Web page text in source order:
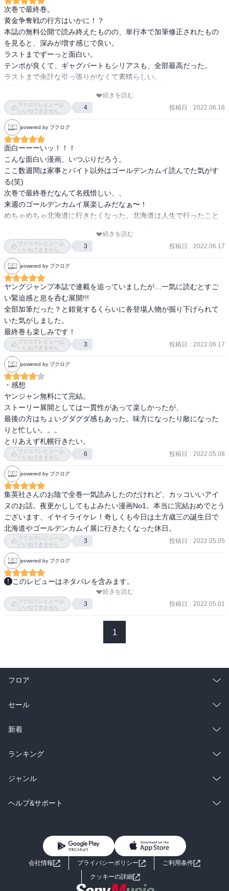
次巻で最終巻。
黄金争奪戦の行方はいかに！？
本誌の無料公開で読み終えたものの、単行本で加筆修正されたもの
を見ると、深みが増す感じで良い。
ラストまでずーっと面白い。
テンポが良くて、ギャグパートもシリアスも、全部最高だった。
ラストまで余計な引っ張りがなくて素晴らしい。
引っ張ってくれてもよかったのに！と要らぬ文句をつけたくなる。
もっともっと、ゴールデンカムイの世界を見続けたかった！
次の巻も待ち遠しい。
続きを読む
ブクログレビューは
いいねできません
4 投稿日 : 2022.06.18
powered by ブクログ
面白ーーーいッ！！！
こんな面白い漫画、いつぶりだろう。
ここ数週間は家事とバイト以外はゴールデンカムイ読んでた気がす
る(笑)
次巻で最終巻だなんて名残惜しい、、
来週のゴールデンカムイ展楽しみだなぁ〜！
めちゃめちゃ北海道に行きたくなった。北海道は人生で行ったこと
続きを読む
ブクログレビューは
いいねできません
3 投稿日 : 2022.06.17
powered by ブクログ
ヤングジャンプ本誌で連載を追っていましたが…一気に読むとすご
い緊迫感と息を呑む展開!!!
全部加筆だった？と錯覚するくらいに各登場人物が掘り下げられて
いた気がしました。
最終巻も楽しみです！
ブクログレビューは
いいねできません
3 投稿日 : 2022.06.17
powered by ブクログ
・感想
ヤンジャン無料にて完結。
ストーリー展開としては一貫性があって楽しかったが、
最後の方はちょいグダグダ感もあった。味方になったり敵になった
りと忙しい。。。
とりあえず札幌行きたい。
ブクログレビューは
いいねできません
6 投稿日 : 2022.05.08
powered by ブクログ
集英社さんのお陰で全巻一気読みしたのだけれど、カッコいいアイ
ヌのお話。夜更かししてもよみたい漫画No1。本当に完結おめでとう
ございます、イヤイライケレ！奇しくも今日は土方歳三の誕生日で
北海道やゴールデンカムイ展に行きたくなった休日。
ブクログレビューは
いいねできません
3 投稿日 : 2022.05.05
powered by ブクログ
このレビューはネタバレを含みます。
笑いあり、シリアスありとてもよい作品だった。
ちんこ先生が大好きだったな・・・
続きを読む
ブクログレビューは
いいねできません
3 投稿日 : 2022.05.01
1
フロア
総合
ラノベ
雑誌・グラビア
BL・TL
セール
総合
ラノベ
雑誌・グラビア
BL・TL
新着
総合
ラノベ
雑誌・グラビア
ランキング
総合
ラノベ
ジャンル
コミック
ライトノベル 男子向けラノベ
小説
ヘルプ&サポート
よくあるご質問 お問い合わせ
会社情報 プライバシーポリシー
ご利用条件
クッキーの詳細